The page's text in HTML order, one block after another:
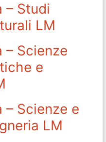
– Studi
LM
– Scienze
e
– Scienze e
LM